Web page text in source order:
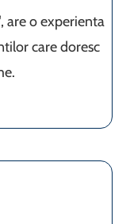
, are o experienta
care doresc